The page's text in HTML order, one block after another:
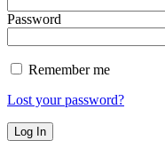
Password
Remember me
Lost your password?